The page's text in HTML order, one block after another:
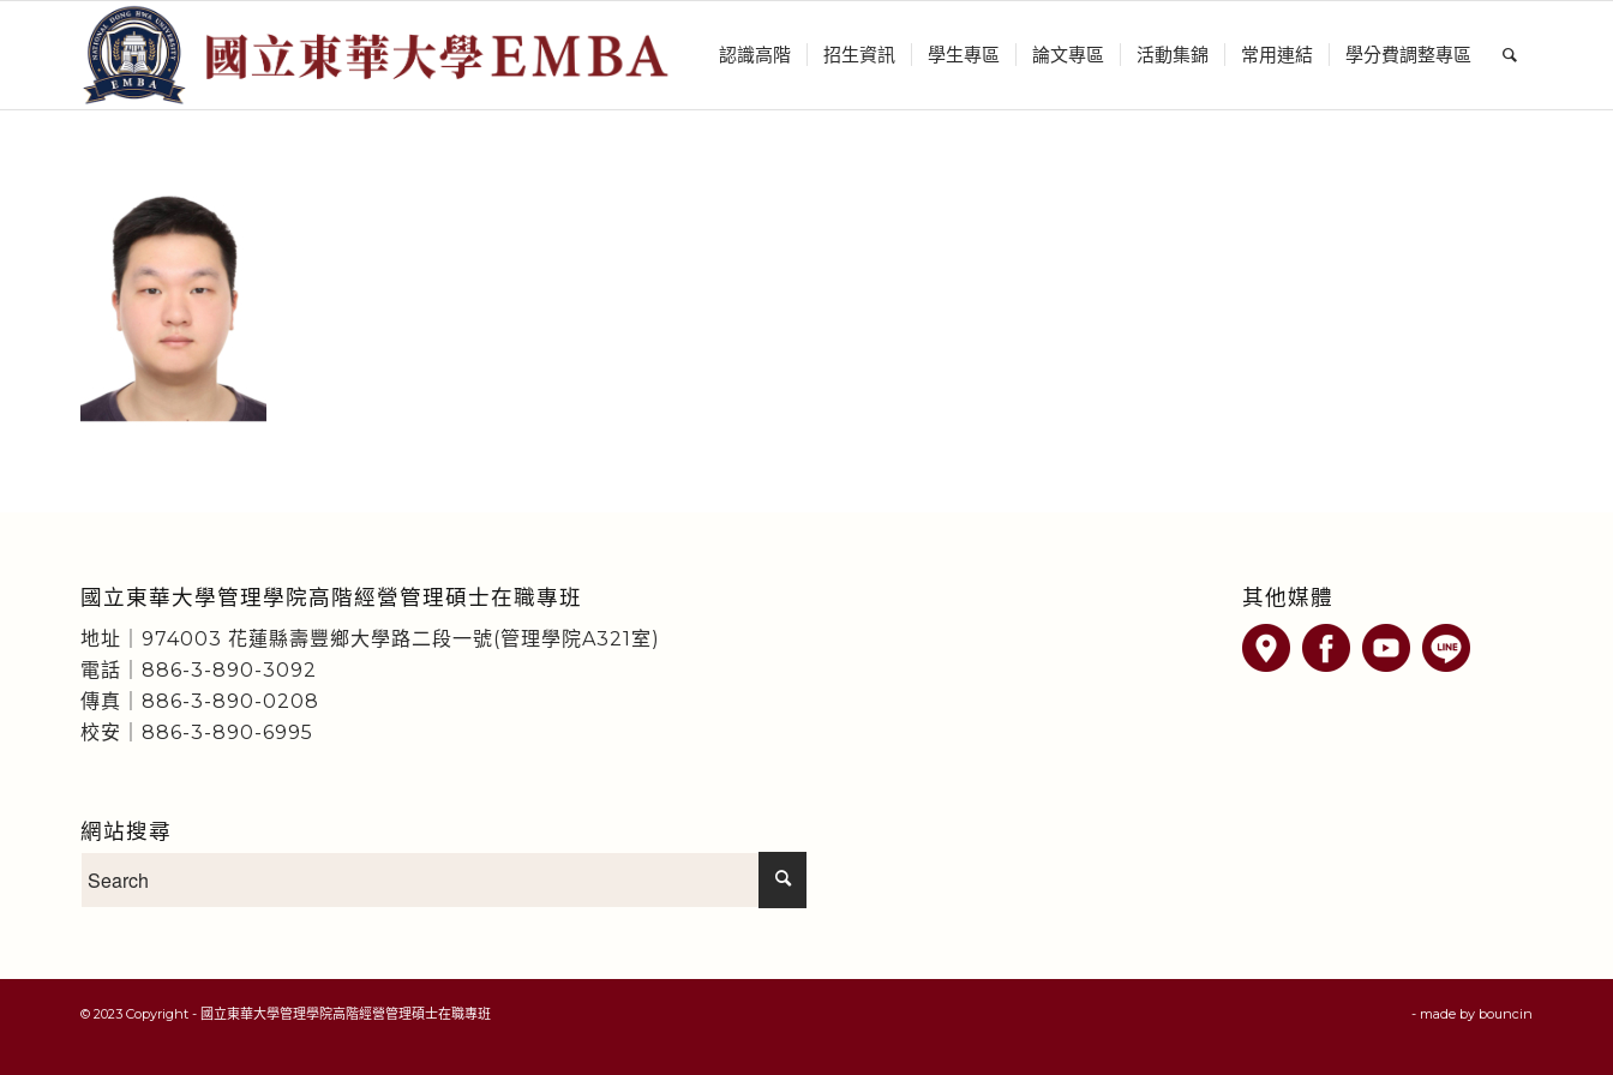
認識⾼階 招生資訊 學⽣專區 論⽂專區 活動集錦 常用連結 學分費調整專區
國立東華大學管理學院高階經營管理碩士在職專班
地址｜974003 花蓮縣壽豐鄉大學路二段一號(管理學院A321室)
電話｜886-3-890-3092
傳真｜886-3-890-0208
校安｜886-3-890-6995
網站搜尋
其他媒體
© 2023 Copyright - 國立東華大學管理學院高階經營管理碩士在職專班 - made by bouncin